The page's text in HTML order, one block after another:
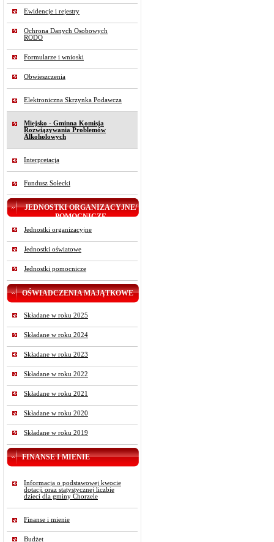
Ewidencje i rejestry
Ochrona Danych Osobowych
RODO
Formularze i wnioski
Obwieszczenia
Elektroniczna Skrzynka Podawcza
Miejsko - Gminna Komisja
Rozwiązywania Problemów
Alkoholowych
Interpretacja
Fundusz Sołecki
JEDNOSTKI ORGANIZACYJNE/
POMOCNICZE
Jednostki organizacyjne
Jednostki oświatowe
Jednostki pomocnicze
OŚWIADCZENIA MAJĄTKOWE
Składane w roku 2025
Składane w roku 2024
Składane w roku 2023
Składane w roku 2022
Składane w roku 2021
Składane w roku 2020
Składane w roku 2019
FINANSE I MIENIE
Informacja o podstawowej kwocie
dotacji oraz statystycznej liczbie
dzieci dla gminy Chorzele
Finanse i mienie
Budżet